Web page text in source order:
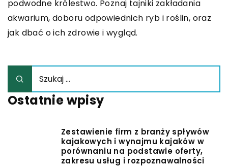
podwodne królestwo. Poznaj tajniki zakładania
akwarium, doboru odpowiednich ryb i roślin, oraz
jak dbać o ich zdrowie i wygląd.
Ostatnie wpisy
Zestawienie firm z branży spływów
kajakowych i wynajmu kajaków w
porównaniu na podstawie oferty,
zakresu usług i rozpoznawalności